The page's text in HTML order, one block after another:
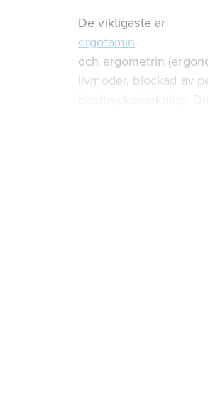
De viktigaste är
ergotamin
och ergometrin
livmoder, blockad av